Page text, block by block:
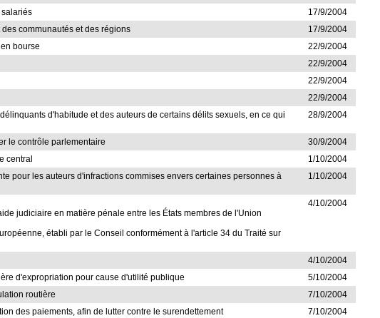
17/9/2004
communautés et des régions
17/9/2004
bourse
22/9/2004
22/9/2004
22/9/2004
22/9/2004
d'habitude et des auteurs de certains délits sexuels, en ce qui
28/9/2004
le contrôle parlementaire
30/9/2004
central
1/10/2004
pour les auteurs d'infractions commises envers certaines personnes à
1/10/2004
judiciaire en matière pénale entre les États membres de l'Union
établi par le Conseil conformément à l'article 34 du Traité sur
4/10/2004
4/10/2004
d'expropriation pour cause d'utilité publique
5/10/2004
routière
7/10/2004
des paiements, afin de lutter contre le surendettement
7/10/2004